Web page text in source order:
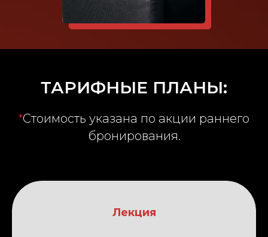
ТАРИФНЫЕ ПЛАНЫ:
*Стоимость указана по акции раннего
бронирования.
Лекция